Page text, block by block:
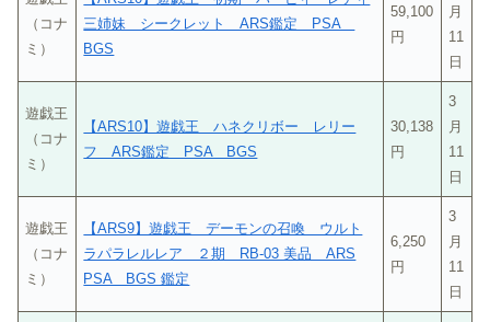
（コナ
ミ）
三姉妹 シークレット ARS鑑定 PSA
BGS
59,100
円
月
11
日
遊戯王
（コナ
ミ）
【ARS10】遊戯王 ハネクリボー レリー
フ ARS鑑定 PSA BGS
30,138
円
3
月
11
日
遊戯王
（コナ
ミ）
【ARS9】遊戯王 デーモンの召喚 ウルト
ラパラレルレア ２期 RB-03 美品 ARS
PSA BGS 鑑定
6,250
円
3
月
11
日